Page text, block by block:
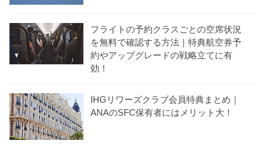
フライトの予約クラスごとの空席状況
を無料で確認する方法｜特典航空券予
約やアップグレードの戦略立てに有
効！
IHGリワーズクラブ会員特典まとめ｜
ANAのSFC保有者にはメリット大！